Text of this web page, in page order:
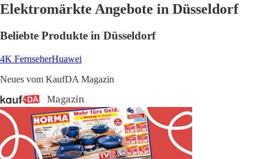
Elektromärkte Angebote in Düsseldorf
Beliebte Produkte in Düsseldorf
4K FernseherHuawei
Neues vom KaufDA Magazin